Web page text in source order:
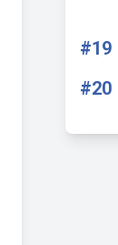
#19
#20